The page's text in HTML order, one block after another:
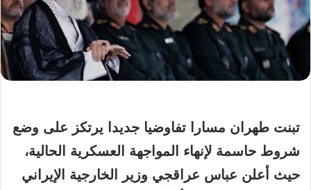
تبنت طهران مسارا تفاوضيا جديدا يرتكز على وضع
شروط حاسمة لإنهاء المواجهة العسكرية الحالية،
حيث أعلن عباس عراقجي وزير الخارجية الإيراني